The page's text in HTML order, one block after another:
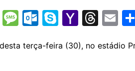
M
s
M
s
O
lo
S
y
Y
h
T
e
E
ai
terça-feira (30), no estádio